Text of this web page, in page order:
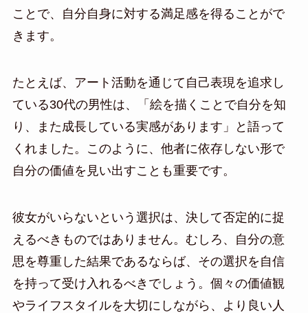
ことで、自分自身に対する満足感を得ることがで
きます。
たとえば、アート活動を通じて自己表現を追求し
ている30代の男性は、「絵を描くことで自分を知
り、また成長している実感があります」と語って
くれました。このように、他者に依存しない形で
自分の価値を見い出すことも重要です。
彼女がいらないという選択は、決して否定的に捉
えるべきものではありません。むしろ、自分の意
思を尊重した結果であるならば、その選択を自信
を持って受け入れるべきでしょう。個々の価値観
やライフスタイルを大切にしながら、より良い人